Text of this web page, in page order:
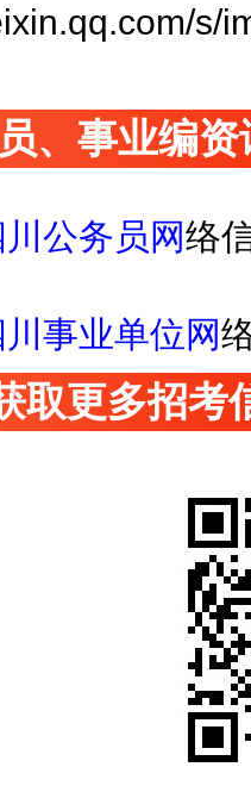
s/
、事业编资
川公务员网络
川事业单位网
取更多招考